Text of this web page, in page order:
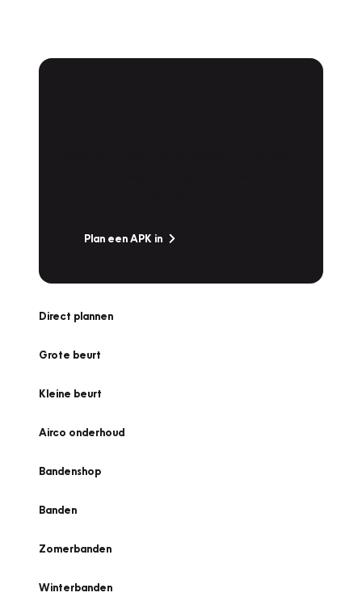
Plan een APK in
Direct plannen
Grote beurt
Kleine beurt
Airco onderhoud
Bandenshop
Banden
Zomerbanden
Winterbanden